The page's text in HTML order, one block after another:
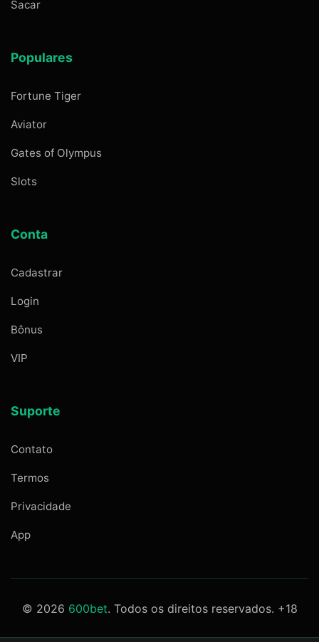
Sacar
Populares
Fortune Tiger
Aviator
Gates of Olympus
Slots
Conta
Cadastrar
Login
Bônus
VIP
Suporte
Contato
Termos
Privacidade
App
© 2026 600bet. Todos os direitos reservados. +18